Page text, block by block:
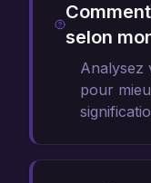
selon
Analysez
pour